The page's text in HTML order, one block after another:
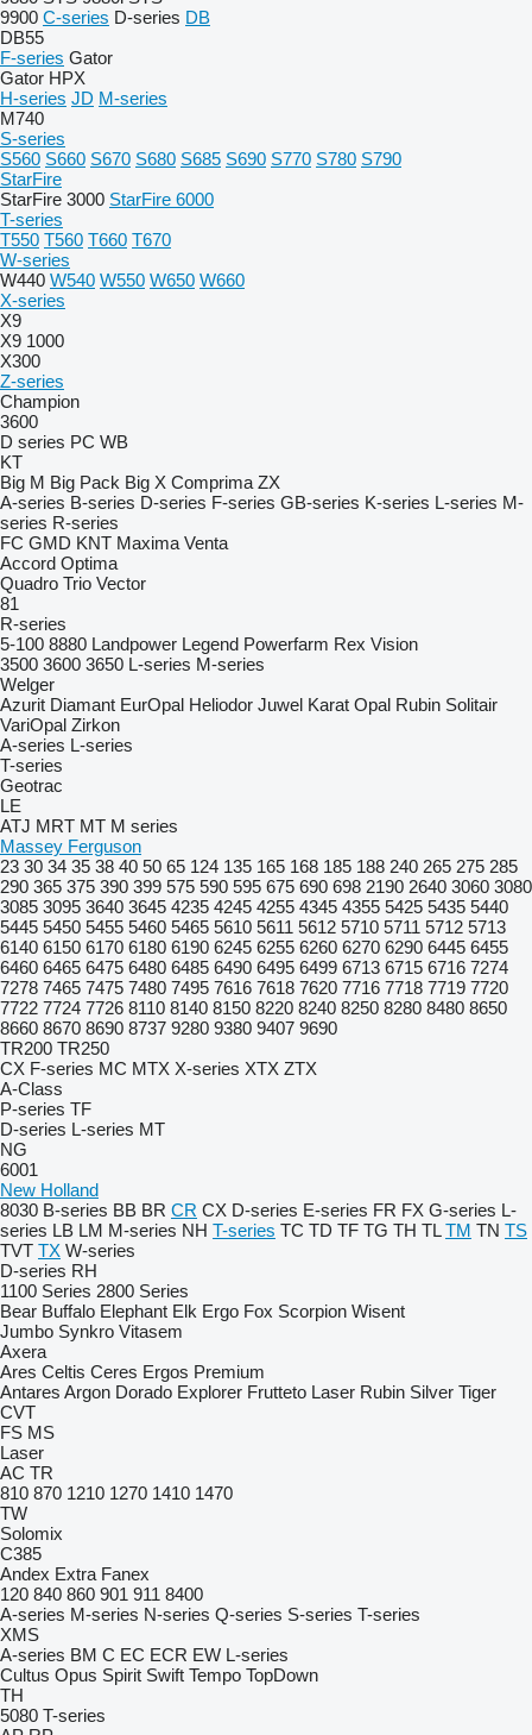
9900 C-series D-series DB
DB55
F-series Gator
Gator HPX
H-series JD M-series
M740
S-series
S560 S660 S670 S680 S685 S690 S770 S780 S790
StarFire
StarFire 3000 StarFire 6000
T-series
T550 T560 T660 T670
W-series
W440 W540 W550 W650 W660
X-series
X9
X9 1000
X300
Z-series
Champion
3600
D series PC WB
KT
Big M Big Pack Big X Comprima ZX
A-series B-series D-series F-series GB-series K-series L-series M-
series R-series
FC GMD KNT Maxima Venta
Accord Optima
Quadro Trio Vector
81
R-series
5-100 8880 Landpower Legend Powerfarm Rex Vision
3500 3600 3650 L-series M-series
Welger
Azurit Diamant EurOpal Heliodor Juwel Karat Opal Rubin Solitair
VariOpal Zirkon
A-series L-series
T-series
Geotrac
LE
ATJ MRT MT M series
Massey Ferguson
23 30 34 35 38 40 50 65 124 135 165 168 185 188 240 265 275 285
290 365 375 390 399 575 590 595 675 690 698 2190 2640 3060 3080
3085 3095 3640 3645 4235 4245 4255 4345 4355 5425 5435 5440
5445 5450 5455 5460 5465 5610 5611 5612 5710 5711 5712 5713
6140 6150 6170 6180 6190 6245 6255 6260 6270 6290 6445 6455
6460 6465 6475 6480 6485 6490 6495 6499 6713 6715 6716 7274
7278 7465 7475 7480 7495 7616 7618 7620 7716 7718 7719 7720
7722 7724 7726 8110 8140 8150 8220 8240 8250 8280 8480 8650
8660 8670 8690 8737 9280 9380 9407 9690
TR200 TR250
CX F-series MC MTX X-series XTX ZTX
A-Class
P-series TF
D-series L-series MT
NG
6001
New Holland
8030 B-series BB BR CR CX D-series E-series FR FX G-series L-
series LB LM M-series NH T-series TC TD TF TG TH TL TM TN TS
TVT TX W-series
D-series RH
1100 Series 2800 Series
Bear Buffalo Elephant Elk Ergo Fox Scorpion Wisent
Jumbo Synkro Vitasem
Axera
Ares Celtis Ceres Ergos Premium
Antares Argon Dorado Explorer Frutteto Laser Rubin Silver Tiger
CVT
FS MS
Laser
AC TR
810 870 1210 1270 1410 1470
TW
Solomix
C385
Andex Extra Fanex
120 840 860 901 911 8400
A-series M-series N-series Q-series S-series T-series
XMS
A-series BM C EC ECR EW L-series
Cultus Opus Spirit Swift Tempo TopDown
TH
5080 T-series